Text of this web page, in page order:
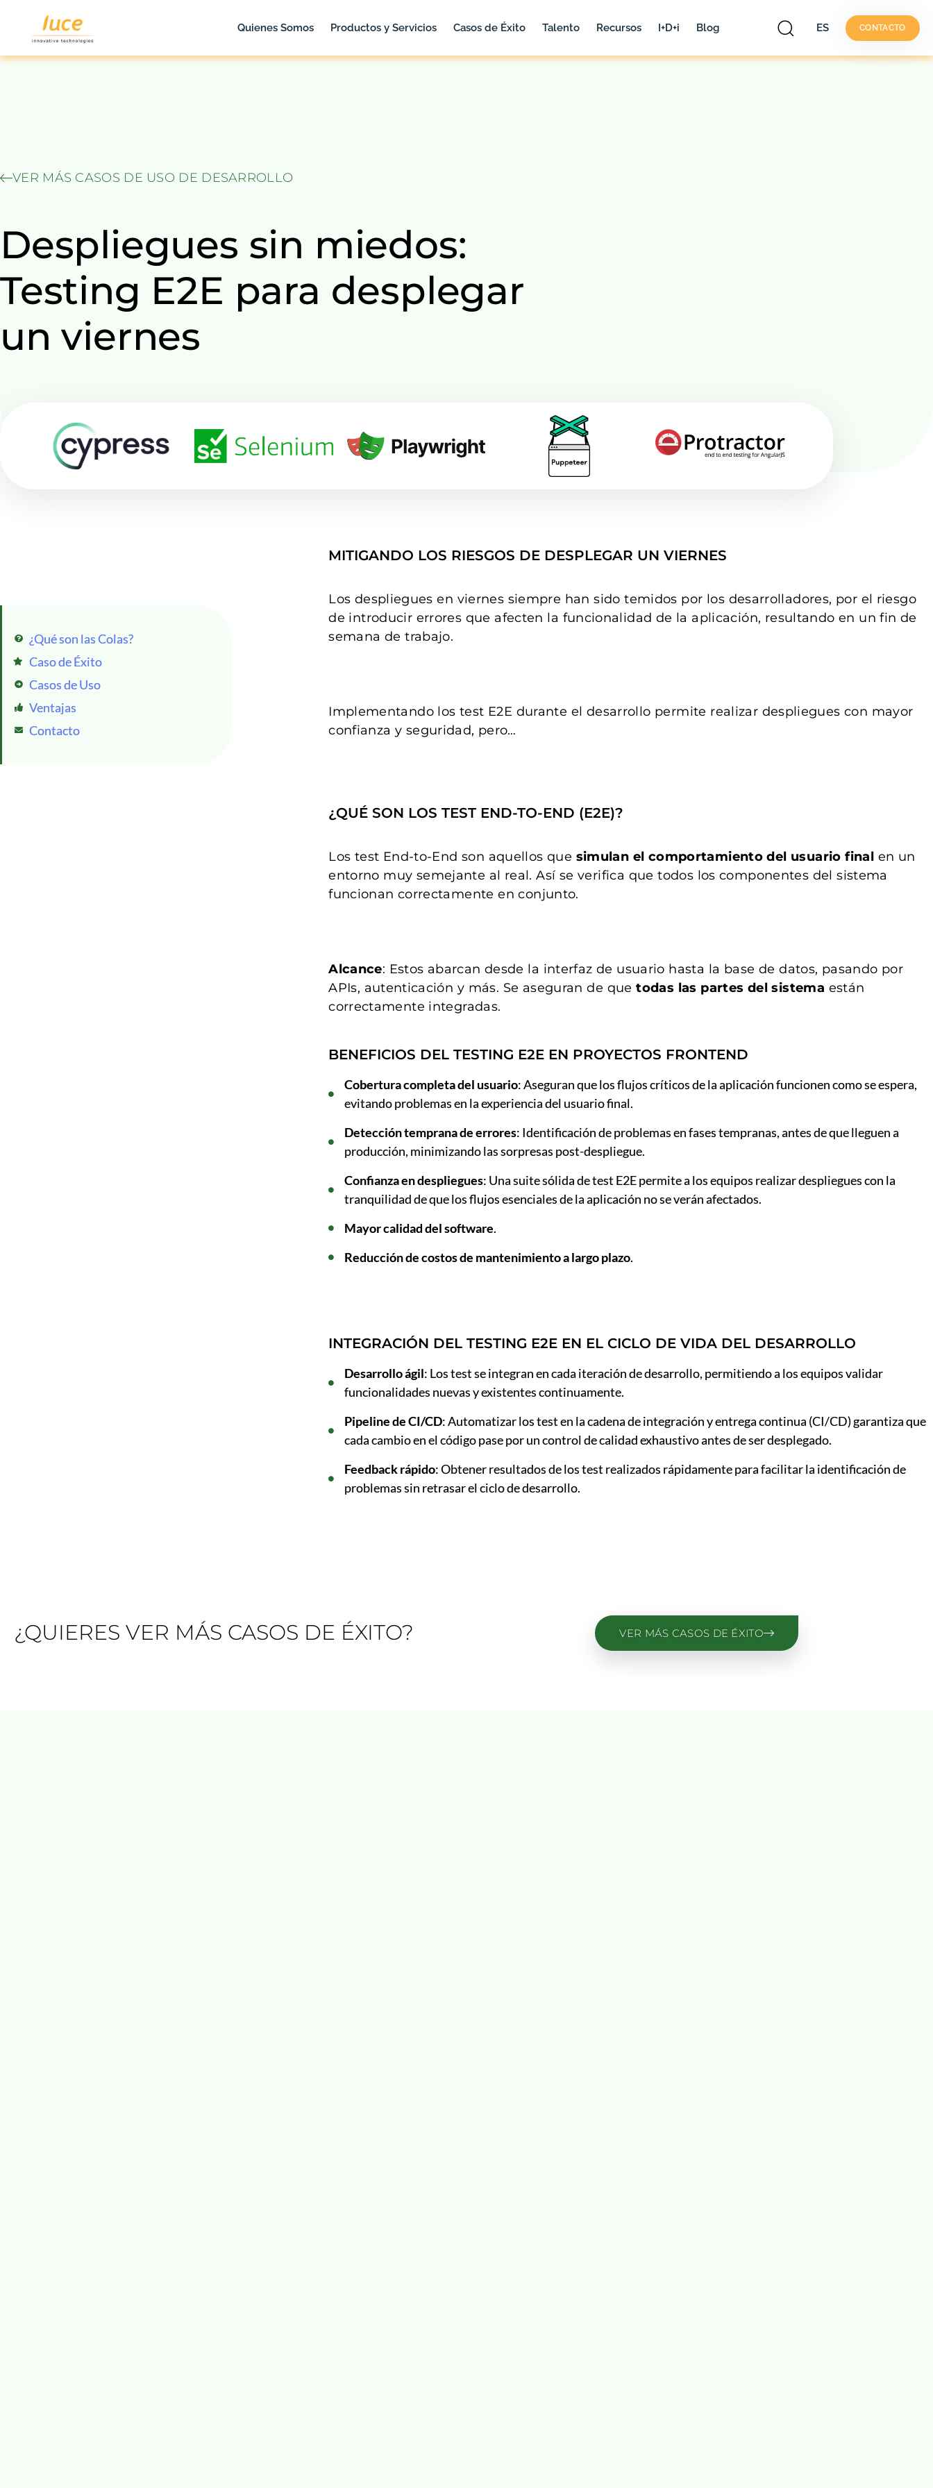
Quienes Somos Productos y Servicios Casos de Éxito Talento Recursos I+D+i Blog ES CONTACTO
VER MÁS CASOS DE USO DE DESARROLLO
Despliegues sin miedos:
Testing E2E para desplegar
un viernes
¿Qué son las Colas?
Caso de Éxito
Casos de Uso
Ventajas
Contacto
MITIGANDO LOS RIESGOS DE DESPLEGAR UN VIERNES
Los despliegues en viernes siempre han sido temidos por los desarrolladores, por el riesgo
de introducir errores que afecten la funcionalidad de la aplicación, resultando en un fin de
semana de trabajo.
Implementando los test E2E durante el desarrollo permite realizar despliegues con mayor
confianza y seguridad, pero…
¿QUÉ SON LOS TEST END-TO-END (E2E)?
Los test End-to-End son aquellos que simulan el comportamiento del usuario final en un
entorno muy semejante al real. Así se verifica que todos los componentes del sistema
funcionan correctamente en conjunto.
Alcance: Estos abarcan desde la interfaz de usuario hasta la base de datos, pasando por
APIs, autenticación y más. Se aseguran de quetodas las partes del sistema están
correctamente integradas.
BENEFICIOS DEL TESTING E2E EN PROYECTOS FRONTEND
Cobertura completa del usuario: Aseguran que los flujos críticos de la aplicación funcionen como se espera,
evitando problemas en la experiencia del usuario final.
Detección temprana de errores: Identificación de problemas en fases tempranas, antes de que lleguen a
producción, minimizando las sorpresas post-despliegue.
Confianza en despliegues: Una suite sólida de test E2E permite a los equipos realizar despliegues con la
tranquilidad de que los flujos esenciales de la aplicación no se verán afectados.
Mayor calidad del software.
Reducción de costos de mantenimiento a largo plazo.
INTEGRACIÓN DEL TESTING E2E EN EL CICLO DE VIDA DEL DESARROLLO
Desarrollo ágil: Los test se integran en cada iteración de desarrollo, permitiendo a los equipos validar
funcionalidades nuevas y existentes continuamente.
Pipeline de CI/CD: Automatizar los test en la cadena de integración y entrega continua (CI/CD) garantiza que
cada cambio en el código pase por un control de calidad exhaustivo antes de ser desplegado.
Feedback rápido: Obtener resultados de los test realizados rápidamente para facilitar la identificación de
problemas sin retrasar el ciclo de desarrollo.
¿QUIERES VER MÁS CASOS DE ÉXITO? VER MÁS CASOS DE ÉXITO